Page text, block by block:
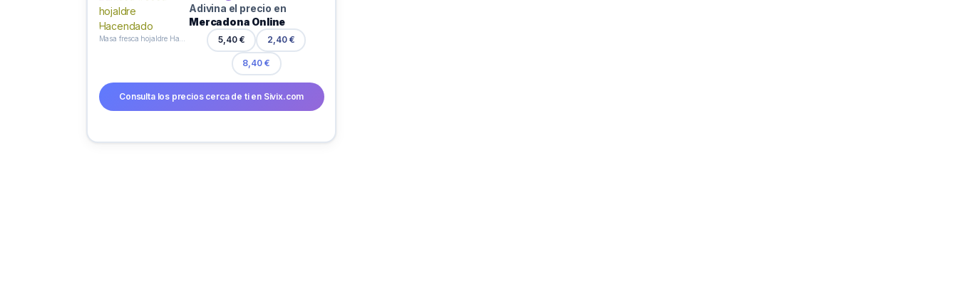
Adivina el precio en
Mercadona Online
5,40 € 2,40 €
8,40 €
Consulta los precios cerca de ti en Sivix.com